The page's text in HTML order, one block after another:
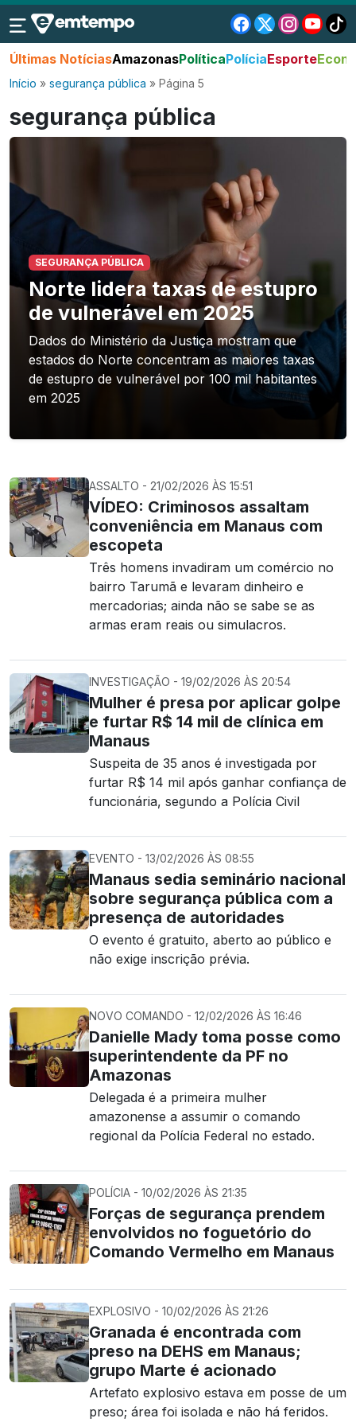
Últimas NotíciasAmazonasPolíticaPolíciaEsporte
Início » segurança pública » Página 5
segurança pública
SEGURANÇA PÚBLICA
Norte lidera taxas de estupro
de vulnerável em 2025
Dados do Ministério da Justiça mostram que
estados do Norte concentram as maiores taxas
de estupro de vulnerável por 100 mil habitantes
em 2025
ASSALTO - 21/02/2026 ÀS 15:51
VÍDEO: Criminosos assaltam
conveniência em Manaus com
escopeta
Três homens invadiram um comércio no
bairro Tarumã e levaram dinheiro e
mercadorias; ainda não se sabe se as
armas eram reais ou simulacros.
INVESTIGAÇÃO - 19/02/2026 ÀS 20:54
Mulher é presa por aplicar golpe
e furtar R$ 14 mil de clínica em
Manaus
Suspeita de 35 anos é investigada por
furtar R$ 14 mil após ganhar confiança de
funcionária, segundo a Polícia Civil
EVENTO - 13/02/2026 ÀS 08:55
Manaus sedia seminário nacional
sobre segurança pública com a
presença de autoridades
O evento é gratuito, aberto ao público e
não exige inscrição prévia.
NOVO COMANDO - 12/02/2026 ÀS 16:46
Danielle Mady toma posse como
superintendente da PF no
Amazonas
Delegada é a primeira mulher
amazonense a assumir o comando
regional da Polícia Federal no estado.
POLÍCIA - 10/02/2026 ÀS 21:35
Forças de segurança prendem
envolvidos no foguetório do
Comando Vermelho em Manaus
EXPLOSIVO - 10/02/2026 ÀS 21:26
Granada é encontrada com
preso na DEHS em Manaus;
grupo Marte é acionado
Artefato explosivo estava em posse de um
preso; área foi isolada e não há feridos.